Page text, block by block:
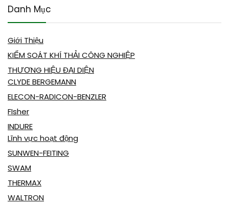
Danh Mục
Giới Thiệu
KIỂM SOÁT KHÍ THẢI CÔNG NGHIỆP
THƯƠNG HIỆU ĐẠI DIỆN
CLYDE BERGEMANN
ELECON-RADICON-BENZLER
FIsher
INDURE
Lĩnh vực hoạt động
SUNWEN-FEITING
SWAM
THERMAX
WALTRON